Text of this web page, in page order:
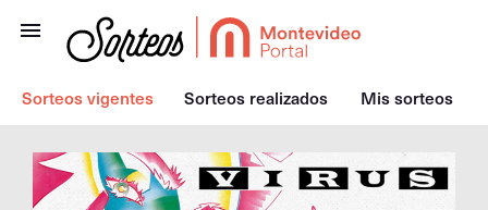
Sorteos vigentes Sorteos realizados Mis sorteos